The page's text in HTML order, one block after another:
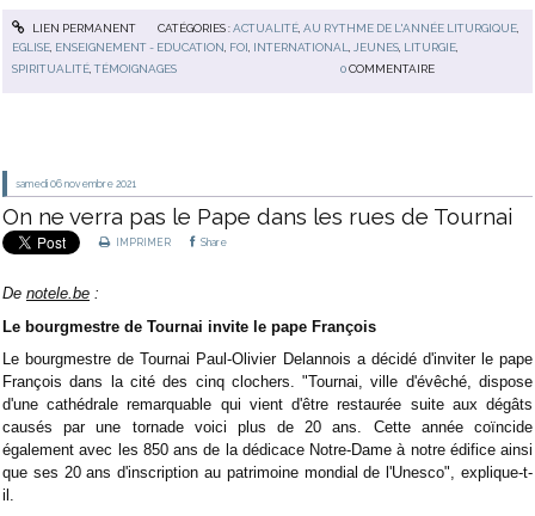
LIEN PERMANENT CATÉGORIES :ACTUALITÉ, AU RYTHME DE L'ANNÉE LITURGIQUE,
EGLISE ENSEIGNEMENT - EDUCATION FOI INTERNATIONAL JEUNES LITURGIE
SPIRITUALITÉ,TÉMOIGNAGES 0 COMMENTAIRE
samedi 06 novembre 2021
On ne verra pas le Pape dans les rues de Tournai
IMPRIMER Share
De notele.be :
Le bourgmestre de Tournai invite le pape François
Le bourgmestre de Tournai Paul-Olivier Delannois a décidé d'inviter le pape
François dans la cité des cinq clochers. "Tournai, ville d'évêché, dispose
d'une cathédrale remarquable qui vient d'être restaurée suite aux dégâts
causés par une tornade voici plus de 20 ans. Cette année coïncide
également avec les 850 ans de la dédicace Notre-Dame à notre édifice ainsi
que ses 20 ans d'inscription au patrimoine mondial de l'Unesco", explique-t-
il.